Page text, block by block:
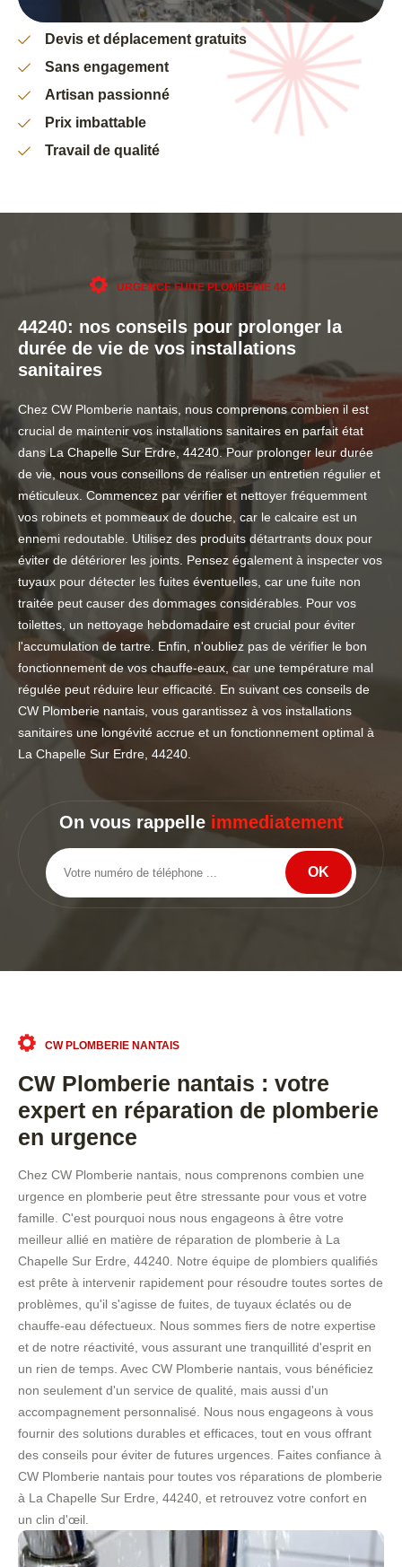
Devis et déplacement gratuits
Sans engagement
Artisan passionné
Prix imbattable
Travail de qualité
URGENCE FUITE PLOMBERIE 44
44240: nos conseils pour prolonger la
durée de vie de vos installations
sanitaires
Chez CW Plomberie nantais, nous comprenons combien il est
crucial de maintenir vos installations sanitaires en parfait état
dans La Chapelle Sur Erdre, 44240. Pour prolonger leur durée
de vie, nous vous conseillons de réaliser un entretien régulier et
méticuleux. Commencez par vérifier et nettoyer fréquemment
vos robinets et pommeaux de douche, car le calcaire est un
ennemi redoutable. Utilisez des produits détartrants doux pour
éviter de détériorer les joints. Pensez également à inspecter vos
tuyaux pour détecter les fuites éventuelles, car une fuite non
traitée peut causer des dommages considérables. Pour vos
toilettes, un nettoyage hebdomadaire est crucial pour éviter
l'accumulation de tartre. Enfin, n'oubliez pas de vérifier le bon
fonctionnement de vos chauffe-eaux, car une température mal
régulée peut réduire leur efficacité. En suivant ces conseils de
CW Plomberie nantais, vous garantissez à vos installations
sanitaires une longévité accrue et un fonctionnement optimal à
La Chapelle Sur Erdre, 44240.
On vous rappelle immediatement
CW PLOMBERIE NANTAIS
CW Plomberie nantais : votre
expert en réparation de plomberie
en urgence
Chez CW Plomberie nantais, nous comprenons combien une
urgence en plomberie peut être stressante pour vous et votre
famille. C'est pourquoi nous nous engageons à être votre
meilleur allié en matière de réparation de plomberie à La
Chapelle Sur Erdre, 44240. Notre équipe de plombiers qualifiés
est prête à intervenir rapidement pour résoudre toutes sortes de
problèmes, qu'il s'agisse de fuites, de tuyaux éclatés ou de
chauffe-eau défectueux. Nous sommes fiers de notre expertise
et de notre réactivité, vous assurant une tranquillité d'esprit en
un rien de temps. Avec CW Plomberie nantais, vous bénéficiez
non seulement d'un service de qualité, mais aussi d'un
accompagnement personnalisé. Nous nous engageons à vous
fournir des solutions durables et efficaces, tout en vous offrant
des conseils pour éviter de futures urgences. Faites confiance à
CW Plomberie nantais pour toutes vos réparations de plomberie
à La Chapelle Sur Erdre, 44240, et retrouvez votre confort en
un clin d'œil.